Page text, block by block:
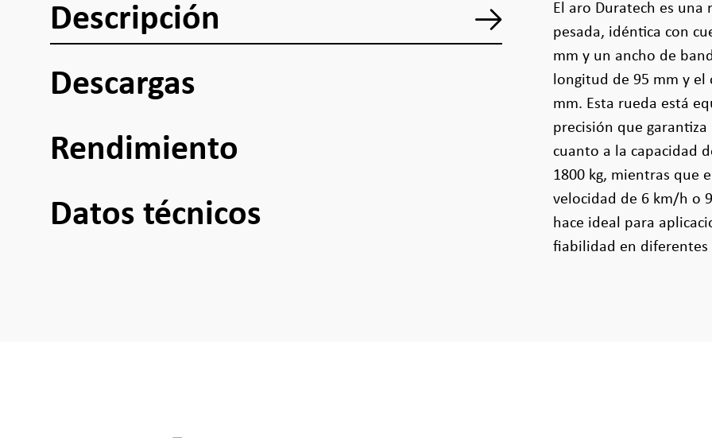
Descripción
Descargas
Rendimiento
Datos técnicos
El aro Duratech es
pesada, idéntica con
mm y un ancho de
longitud de 95 mm y
mm. Esta rueda está
precisión que
cuanto a la capacidad
1800 kg, mientras que
velocidad de 6 km/h o
hace ideal para
fiabilidad en diferentes